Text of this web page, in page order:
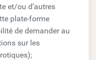
et/ou d’autres
plate-forme
de demander au
sur les